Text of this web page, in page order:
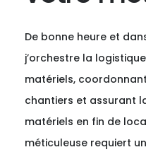
De bonne heure et
j’orchestre la
matériels,
chantiers et assurant
matériels en fin de
méticuleuse requiert